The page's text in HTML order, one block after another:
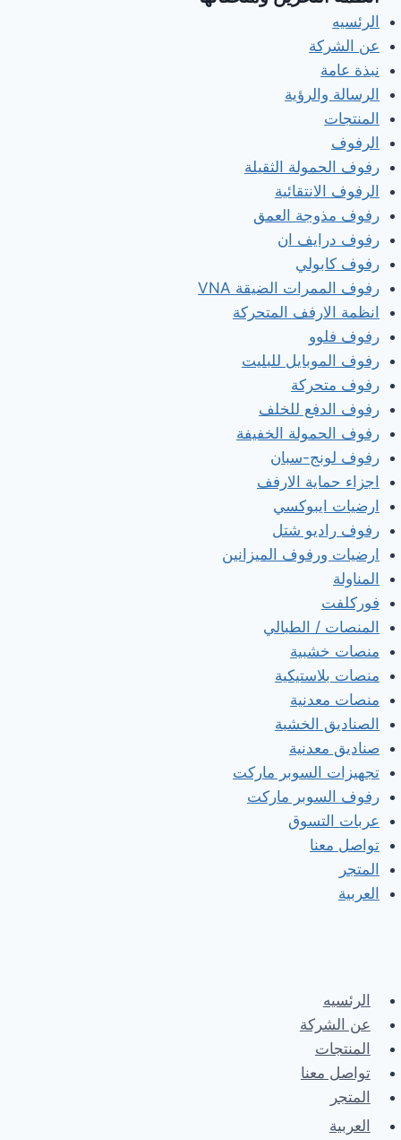
الرئسيه
عن الشركة
نبذة عامة
الرسالة والرؤية
المنتجات
الرفوف
رفوف الحمولة الثقيلة
الرفوف الانتقائية
رفوف مذوجة العمق
رفوف درايف ان
رفوف كابولي
رفوف الممرات الضيقة VNA
انظمة الارفف المتحركة
رفوف فلوو
رفوف الموبايل للبليت
رفوف متحركة
رفوف الدفع للخلف
رفوف الحمولة الخفيفة
رفوف لونج-سبان
اجزاء حماية الارفف
ارضيات ايبوكسي
رفوف راديو شتل
ارضيات ورفوف الميزانين
المناولة
فوركلفت
المنصات / الطبالي
منصات خشبية
منصات بلاستيكية
منصات معدنية
الصناديق الخشبة
صناديق معدنية
تجهيزات السوبر ماركت
رفوف السوبر ماركت
عربات التسوق
تواصل معنا
المتجر
العربية
الرئسيه
عن الشركة
المنتجات
تواصل معنا
المتجر
العربية